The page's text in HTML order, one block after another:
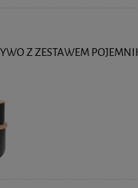
Z ZESTAWEM